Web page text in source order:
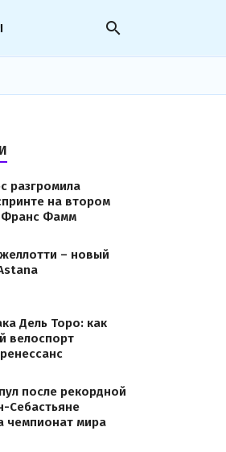
search
разгромила
на втором
Франс Фамм
– новый
Дель Торо: как
велоспорт
после рекордной
Себастьяне
чемпионат мира